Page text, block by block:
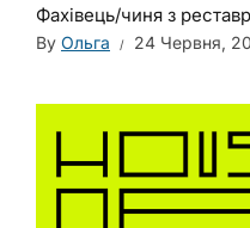
Фахівець/чиня з
By Ольга 24 Червня,